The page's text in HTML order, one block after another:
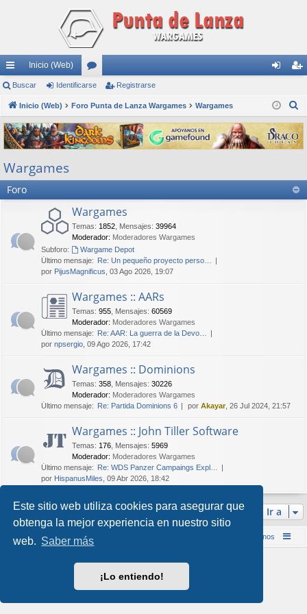
Este sitio web utiliza cookies para asegurar que
obtenga la mejor experiencia en nuestro sitio
web. Saber más
¡Lo entiendo!
nl
ac
es
rá
pi
do
Inicio (Web)
or
os nti
fic
ar
ist
ra
rs
Buscar Identificarse Registrarse
Inicio (Web) Foro Punta de Lanza Wargames Wargames
s
c
r
Wargames
Foro
Wargames
Temas: 1852 Mensajes: 39964
Moderador: Moderadores Wargames
Subforo:
Wargame Depot
Último mensaje: Re: Un pequeño proyecto perso…
por PijusMagnificus , 03 Ago 2026, 19:07
Wargames :: AARs
Temas: 955 Mensajes: 60569
Moderador: Moderadores Wargames
Último mensaje: Re: AAR: La guerra de la Devo…
por npsergio , 09 Ago 2026, 17:42
Wargames :: Dominions
Temas: 358 Mensajes: 30226
Moderador: Moderadores Wargames
Último mensaje: Re: Partida Dominions 6 por Akayar, 26 Jul 2024, 21:57
Wargames :: John Tiller Software
Temas: 176 Mensajes: 5969
Moderador: Moderadores Wargames
Último mensaje: Re: WDS Panzer Campaings Expl…
por HispanusMiles , 09 Abr 2026, 18:42
Ir a
Inicio (Web) Foro Punta de Lanza Wargames Contáctenos
Style por
Arty &